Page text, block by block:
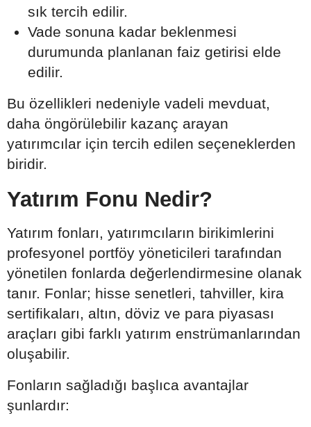
sık tercih edilir.
Vade sonuna kadar beklenmesi
durumunda planlanan faiz getirisi elde
edilir.
Bu özellikleri nedeniyle vadeli mevduat,
daha öngörülebilir kazanç arayan
yatırımcılar için tercih edilen seçeneklerden
biridir.
Yatırım Fonu Nedir?
Yatırım fonları, yatırımcıların birikimlerini
profesyonel portföy yöneticileri tarafından
yönetilen fonlarda değerlendirmesine olanak
tanır. Fonlar; hisse senetleri, tahviller, kira
sertifikaları, altın, döviz ve para piyasası
araçları gibi farklı yatırım enstrümanlarından
oluşabilir.
Fonların sağladığı başlıca avantajlar
şunlardır: